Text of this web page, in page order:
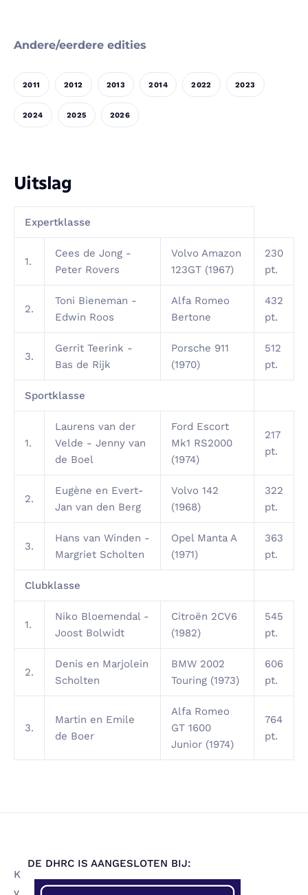
Andere/eerdere edities
2011 2012 2013 2014 2022 2023
2024 2025 2026
Uitslag
Expertklasse
1.
Cees de Jong -
Peter Rovers
Volvo Amazon
123GT (1967)
230
pt.
2.
Toni Bieneman -
Edwin Roos
Alfa Romeo
Bertone
432
pt.
3.
Gerrit Teerink -
Bas de Rijk
Porsche 911
(1970)
512
pt.
Sportklasse
1.
Laurens van der
Velde - Jenny van
de Boel
Ford Escort
Mk1 RS2000
(1974)
217
pt.
2.
Eugène en Evert-
Jan van den Berg
Volvo 142
(1968)
322
pt.
3.
Hans van Winden -
Margriet Scholten
Opel Manta A
(1971)
363
pt.
Clubklasse
1.
Niko Bloemendal -
Joost Bolwidt
Citroën 2CV6
(1982)
545
pt.
2.
Denis en Marjolein
Scholten
BMW 2002
Touring (1973)
606
pt.
3.
Martin en Emile
de Boer
Alfa Romeo
GT 1600
Junior (1974)
764
pt.
K
v
DE DHRC IS AANGESLOTEN BIJ: